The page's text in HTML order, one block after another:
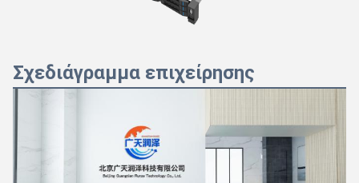
Σχεδιάγραμμα επιχείρησης